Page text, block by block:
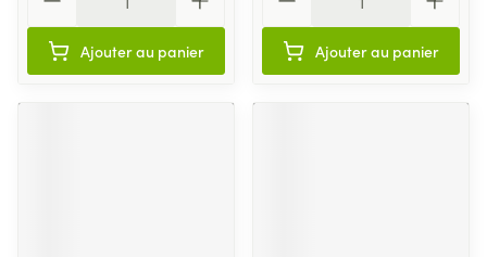
Ajouter au panier Ajouter au panier